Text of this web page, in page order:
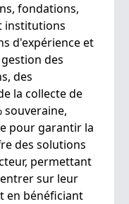
fondations,
institutions
d'expérience et
des
des
la collecte de
souveraine,
pour garantir la
des solutions
permettant
sur leur
en bénéficiant